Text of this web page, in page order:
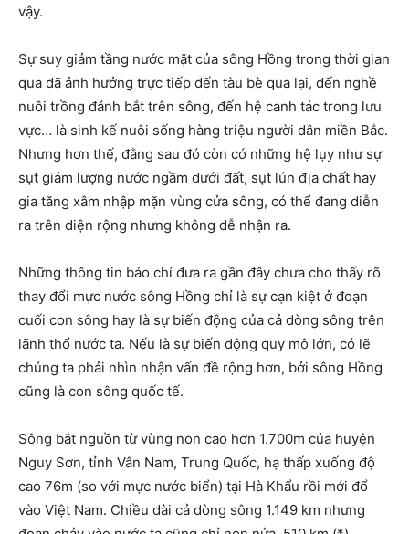
vậy.
Sự suy giảm tầng nước mặt của sông Hồng trong thời gian
qua đã ảnh hưởng trực tiếp đến tàu bè qua lại, đến nghề
nuôi trồng đánh bắt trên sông, đến hệ canh tác trong lưu
vực… là sinh kế nuôi sống hàng triệu người dân miền Bắc.
Nhưng hơn thế, đằng sau đó còn có những hệ lụy như sự
sụt giảm lượng nước ngầm dưới đất, sụt lún địa chất hay
gia tăng xâm nhập mặn vùng cửa sông, có thể đang diễn
ra trên diện rộng nhưng không dễ nhận ra.
Những thông tin báo chí đưa ra gần đây chưa cho thấy rõ
thay đổi mực nước sông Hồng chỉ là sự cạn kiệt ở đoạn
cuối con sông hay là sự biến động của cả dòng sông trên
lãnh thổ nước ta. Nếu là sự biến động quy mô lớn, có lẽ
chúng ta phải nhìn nhận vấn đề rộng hơn, bởi sông Hồng
cũng là con sông quốc tế.
Sông bắt nguồn từ vùng non cao hơn 1.700m của huyện
Nguy Sơn, tỉnh Vân Nam, Trung Quốc, hạ thấp xuống độ
cao 76m (so với mực nước biển) tại Hà Khẩu rồi mới đổ
vào Việt Nam. Chiều dài cả dòng sông 1.149 km nhưng